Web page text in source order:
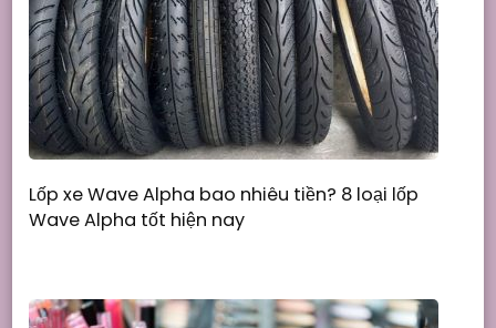
Lốp xe Wave Alpha bao nhiêu tiền? 8 loại lốp
Wave Alpha tốt hiện nay